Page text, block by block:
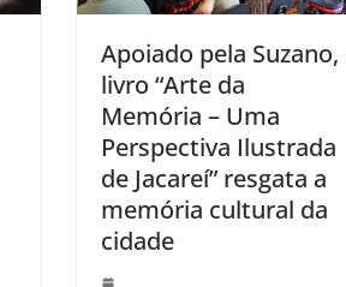
Apoiado pela Suzano,
livro “Arte da
Memória – Uma
Perspectiva Ilustrada
de Jacareí” resgata a
memória cultural da
cidade